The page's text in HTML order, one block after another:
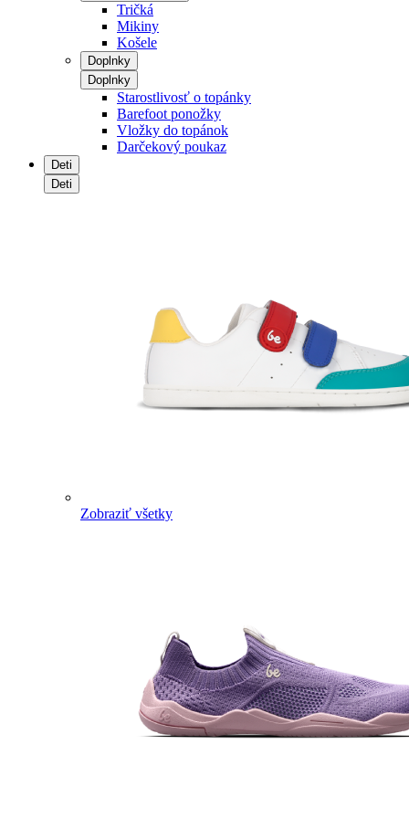
Tričká
Mikiny
Košele
Doplnky
Doplnky
Starostlivosť o topánky
Barefoot ponožky
Vložky do topánok
Darčekový poukaz
Deti
Deti
Zobraziť všetky